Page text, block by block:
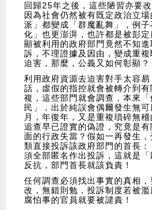
回歸25年之後，這些陋習亦要
因為社會仍然被有既定政治立
派」都變成「群魔亂舞」，例
化」也更澎湃，也許都是被彭
顯被利用的政府部門竟然不知
訴，不理證據及因由，變成重
迫害，那麼，公義又如何彰顯？
利用政府資源去迫害對手太容
話，虛假的指控就會被轉介到
複，這些部門就會調查，本來
民」，出於純誤會偶爾發生無
月，年復年，又是重複瑣碎無
追查早已證實的偽證，究竟是
面的行政失當？假如一再發生
類直接投訴該政府部門的首長
須全部匿名作出投訴，這就是
反抗，部門首長就該負責！
任何調查必須找出事實的真相，
改，無錯則勉，投訴制度若被
腐怕事的官員就要被譴責！